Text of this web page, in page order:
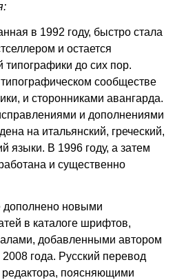
в 1992 году, быстро стала
и остается
до сих пор.
сообществе
и сторонниками авангарда.
и дополнениями
на итальянский, греческий,
языки. В 1996 году, а затем
и существенно
дополнено новыми
в каталоге шрифтов,
добавленными автором
года. Русский перевод
поясняющими